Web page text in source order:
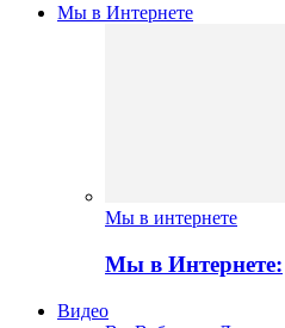
Мы в Интернете
Мы в интернете
Мы в Интернете:
Видео